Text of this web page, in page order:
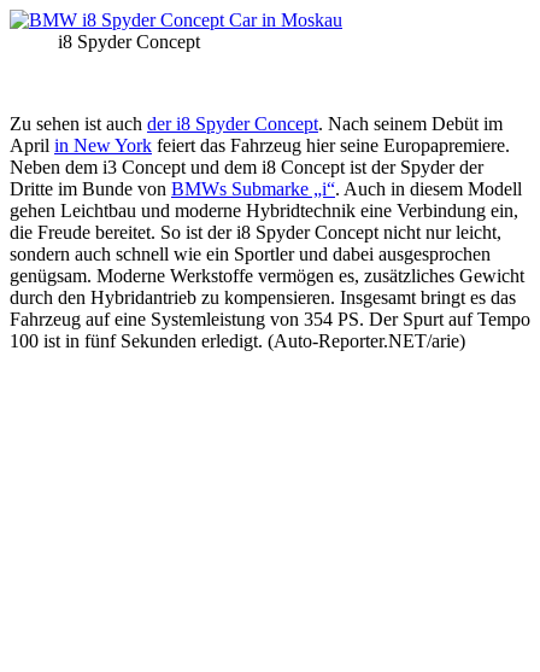
i8 Spyder Concept
Zu sehen ist auch der i8 Spyder Concept. Nach seinem Debüt im
April in New York feiert das Fahrzeug hier seine Europapremiere.
Neben dem i3 Concept und dem i8 Concept ist der Spyder der
Dritte im Bunde von BMWs Submarke „i“. Auch in diesem Modell
gehen Leichtbau und moderne Hybridtechnik eine Verbindung ein,
die Freude bereitet. So ist der i8 Spyder Concept nicht nur leicht,
sondern auch schnell wie ein Sportler und dabei ausgesprochen
genügsam. Moderne Werkstoffe vermögen es, zusätzliches Gewicht
durch den Hybridantrieb zu kompensieren. Insgesamt bringt es das
Fahrzeug auf eine Systemleistung von 354 PS. Der Spurt auf Tempo
100 ist in fünf Sekunden erledigt. (Auto-Reporter.NET/arie)